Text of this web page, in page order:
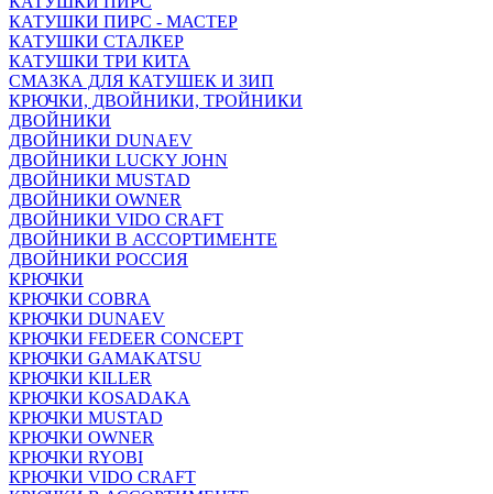
КАТУШКИ ПИРС - МАСТЕР
КАТУШКИ СТАЛКЕР
КАТУШКИ ТРИ КИТА
СМАЗКА ДЛЯ КАТУШЕК И ЗИП
КРЮЧКИ, ДВОЙНИКИ, ТРОЙНИКИ
ДВОЙНИКИ
ДВОЙНИКИ DUNAEV
ДВОЙНИКИ LUCKY JOHN
ДВОЙНИКИ MUSTAD
ДВОЙНИКИ OWNER
ДВОЙНИКИ VIDO CRAFT
ДВОЙНИКИ В АССОРТИМЕНТЕ
ДВОЙНИКИ РОССИЯ
КРЮЧКИ
КРЮЧКИ COBRA
КРЮЧКИ DUNAEV
КРЮЧКИ FEDEER CONCEPT
КРЮЧКИ GAMAKATSU
КРЮЧКИ KILLER
КРЮЧКИ KOSADAKA
КРЮЧКИ MUSTAD
КРЮЧКИ OWNER
КРЮЧКИ RYOBI
КРЮЧКИ VIDO CRAFT